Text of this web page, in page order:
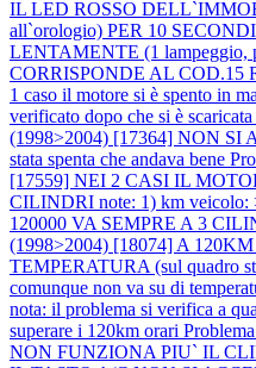
IL LED ROSSO
all`orologio) PER 10
LENTAMENTE (1 lampeggio,
CORRISPONDE AL COD.15
1 caso il motore si è spento in
verificato dopo che si è scaricata
(1998>2004) [17364] NON SI
stata spenta che andava bene
[17559] NEI 2 CASI IL
CILINDRI note: 1) km veicolo:
120000 VA SEMPRE A 3
(1998>2004) [18074] A
TEMPERATURA (sul quadro
comunque non va su di
nota: il problema si verifica a
superare i 120km orari
NON FUNZIONA PIU` IL